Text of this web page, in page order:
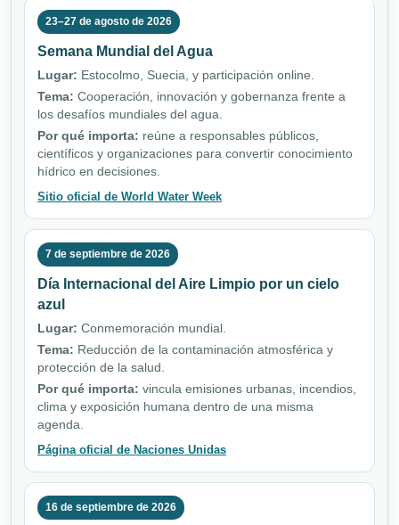
23–27 de agosto de 2026
Semana Mundial del Agua
Lugar: Estocolmo, Suecia, y participación online.
Tema: Cooperación, innovación y gobernanza frente a
los desafíos mundiales del agua.
Por qué importa: reúne a responsables públicos,
científicos y organizaciones para convertir conocimiento
hídrico en decisiones.
Sitio oficial de World Water Week
7 de septiembre de 2026
Día Internacional del Aire Limpio por un cielo
azul
Lugar: Conmemoración mundial.
Tema: Reducción de la contaminación atmosférica y
protección de la salud.
Por qué importa: vincula emisiones urbanas, incendios,
clima y exposición humana dentro de una misma
agenda.
Página oficial de Naciones Unidas
16 de septiembre de 2026